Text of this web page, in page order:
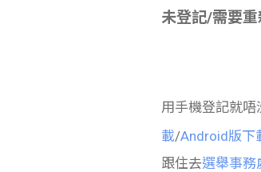
未登記/需要
用手機登記就唔
載/Android版下
跟住去選舉事務